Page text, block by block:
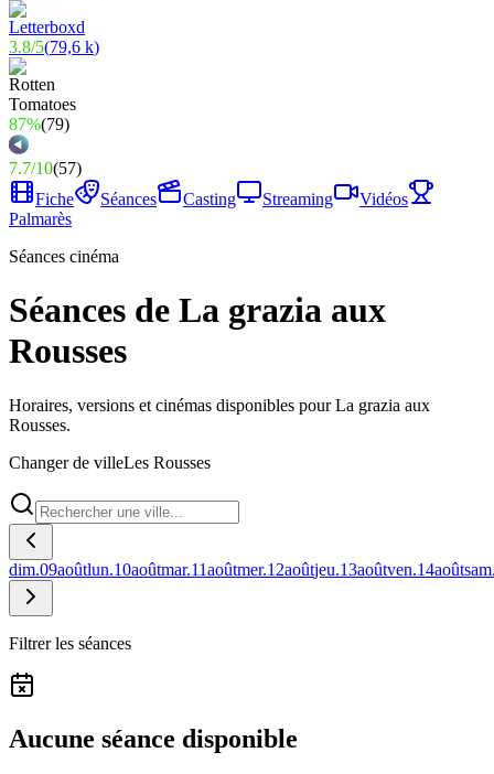
3.8/5(79,6 k)
87%(79)
7.7/10(57)
Fiche
Séances Casting Streaming
Vidéos
Palmarès
Séances cinéma
Séances de La grazia aux
Rousses
Horaires, versions et cinémas disponibles pour La grazia aux
Rousses.
Changer de villeLes Rousses
dim.09aoûtlun.10aoûtmar.11aoûtmer.12aoûtjeu.13aoûtven.14août
Filtrer les séances
Aucune séance disponible